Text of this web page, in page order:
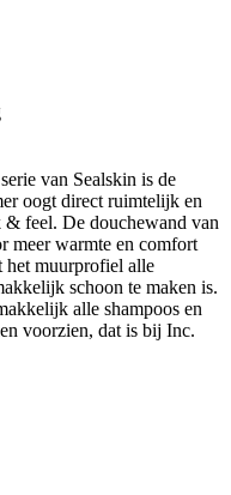
van Sealskin is de
oogt direct ruimtelijk en
feel. De douchewand van
meer warmte en comfort
het muurprofiel alle
schoon te maken is.
alle shampoos en
voorzien, dat is bij Inc.